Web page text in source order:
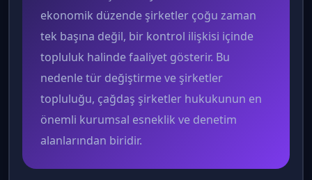
ekonomik düzende şirketler çoğu zaman
tek başına değil, bir kontrol ilişkisi içinde
topluluk halinde faaliyet gösterir. Bu
nedenle tür değiştirme ve şirketler
topluluğu, çağdaş şirketler hukukunun en
önemli kurumsal esneklik ve denetim
alanlarından biridir.